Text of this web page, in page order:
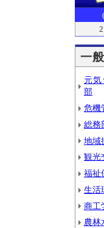
一
元
部
危機
総務
地域
観光
福祉
生活
商工
農林